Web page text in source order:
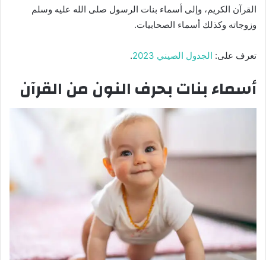
القرآن الكريم، وإلى أسماء بنات الرسول صلى الله عليه وسلم
وزوجاته وكذلك أسماء الصحابيات.
تعرف على: الجدول الصيني 2023 .
أسماء بنات بحرف النون من القرآن